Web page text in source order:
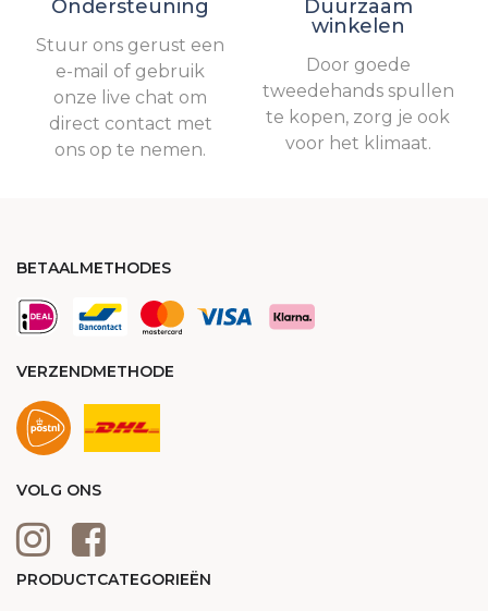
Ondersteuning
Stuur ons gerust een
e-mail of gebruik
onze live chat om
direct contact met
ons op te nemen.
Duurzaam
winkelen
Door goede
tweedehands spullen
te kopen, zorg je ook
voor het klimaat.
BETAALMETHODES
VERZENDMETHODE
VOLG ONS
PRODUCTCATEGORIEËN